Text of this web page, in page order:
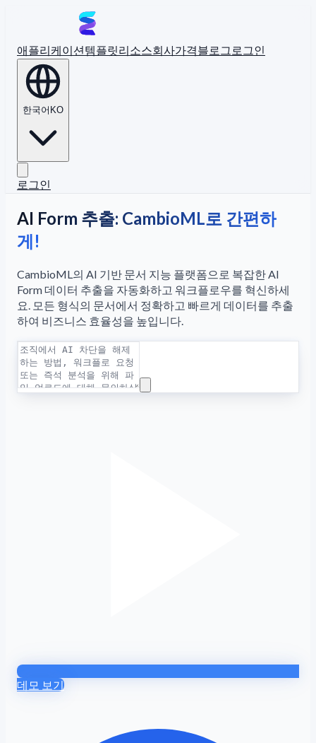
애플리케이션템플릿리소스회사가격블로그 로그인
한국어 KO
로그인
AI Form 추출: CambioML로 간편하
게!
CambioML의 AI 기반 문서 지능 플랫폼으로 복잡한 AI
Form 데이터 추출을 자동화하고 워크플로우를 혁신하세
요. 모든 형식의 문서에서 정확하고 빠르게 데이터를 추출
하여 비즈니스 효율성을 높입니다.
데모 보기